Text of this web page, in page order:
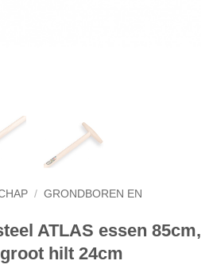
/ GRONDBOREN EN
ATLAS essen 85cm,
hilt 24cm